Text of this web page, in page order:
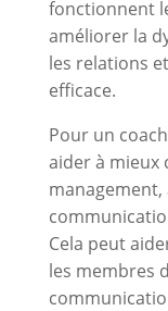
fonctionnent
améliorer la
les relations
efficace.
Pour un
aider à mieux
management,
Cela peut
les membres